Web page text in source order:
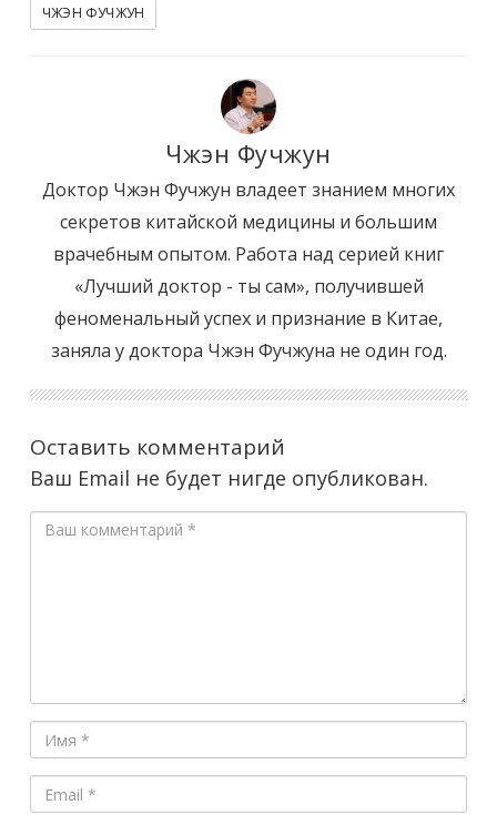
ЧЖЭН ФУЧЖУН
Чжэн Фучжун
Доктор Чжэн Фучжун владеет знанием многих
секретов китайской медицины и большим
врачебным опытом. Работа над серией книг
«Лучший доктор - ты сам», получившей
феноменальный успех и признание в Китае,
заняла у доктора Чжэн Фучжуна не один год.
Оставить комментарий
Ваш Email не будет нигде опубликован.